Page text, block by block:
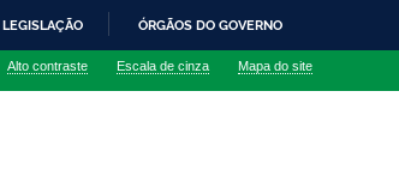
LEGISLAÇÃO ÓRGÃOS DO GOVERNO
Alto contraste Escala de cinza Mapa do site